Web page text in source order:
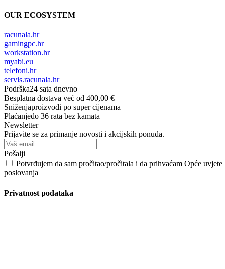
OUR ECOSYSTEM
racunala.hr
gamingpc.hr
workstation.hr
myabi.eu
telefoni.hr
servis.racunala.hr
Podrška24 sata dnevno
Besplatna dostava već od 400,00 €
Sniženjaproizvodi po super cijenama
Plaćanjedo 36 rata bez kamata
Newsletter
Prijavite se za primanje novosti i akcijskih ponuda.
Pošalji
Potvrđujem da sam pročitao/pročitala i da prihvaćam Opće uvjete
poslovanja
Privatnost podataka